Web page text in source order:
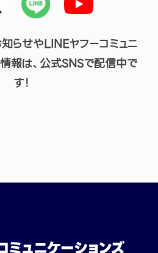
らせやLINEヤフーコミュニ
報は、公式SNSで配信中で
す！